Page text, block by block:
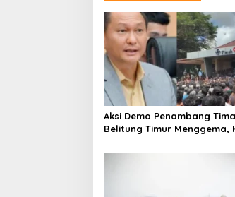
Aksi Demo Penambang
Belitung Timur Menggema,
Dorong Perpres Segera